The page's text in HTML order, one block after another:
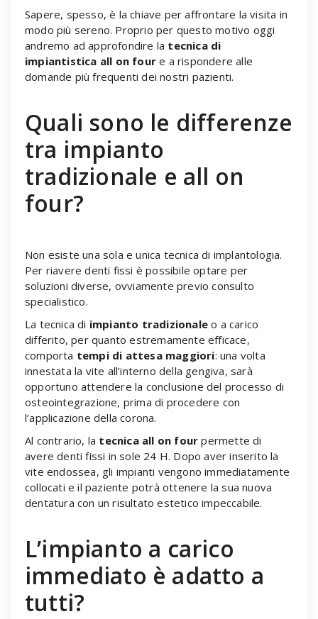
Sapere, spesso, è la chiave per affrontare la visita in
modo più sereno. Proprio per questo motivo oggi
andremo ad approfondire la tecnica di
impiantistica all on foure a rispondere alle
domande più frequenti dei nostri pazienti.
Quali sono le differenze
tra impianto
tradizionale e all on
four?
Non esiste una sola e unica tecnica di implantologia.
Per riavere denti fissi è possibile optare per
soluzioni diverse, ovviamente previo consulto
specialistico.
La tecnica di impianto tradizionale o a carico
differito, per quanto estremamente efficace,
comporta tempi di attesa maggiori: una volta
innestata la vite all’interno della gengiva, sarà
opportuno attendere la conclusione del processo di
osteointegrazione, prima di procedere con
l’applicazione della corona.
Al contrario, la tecnica all on four permette di
avere denti fissi in sole 24 H. Dopo aver inserito la
vite endossea, gli impianti vengono immediatamente
collocati e il paziente potrà ottenere la sua nuova
dentatura con un risultato estetico impeccabile.
L’impianto a carico
immediato è adatto a
tutti?